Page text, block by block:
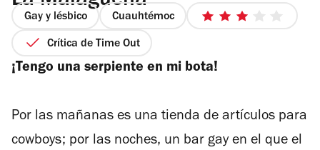
Gay y lésbico Cuauhtémoc
3
Crítica de Time Out
¡Tengo una serpiente en mi bota!
Por las mañanas es una tienda de artículos para
cowboys; por las noches, un bar gay en el que el